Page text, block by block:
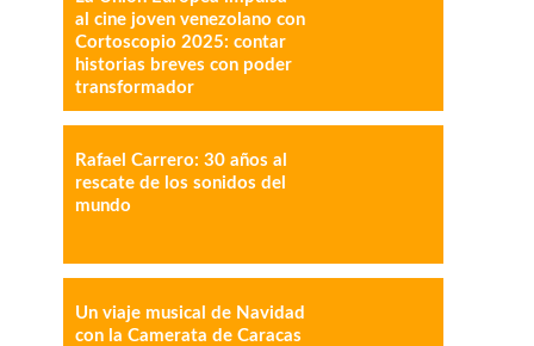
al cine joven venezolano con
Cortoscopio 2025: contar
historias breves con poder
transformador
Rafael Carrero: 30 años al
rescate de los sonidos del
mundo
Un viaje musical de Navidad
con la Camerata de Caracas